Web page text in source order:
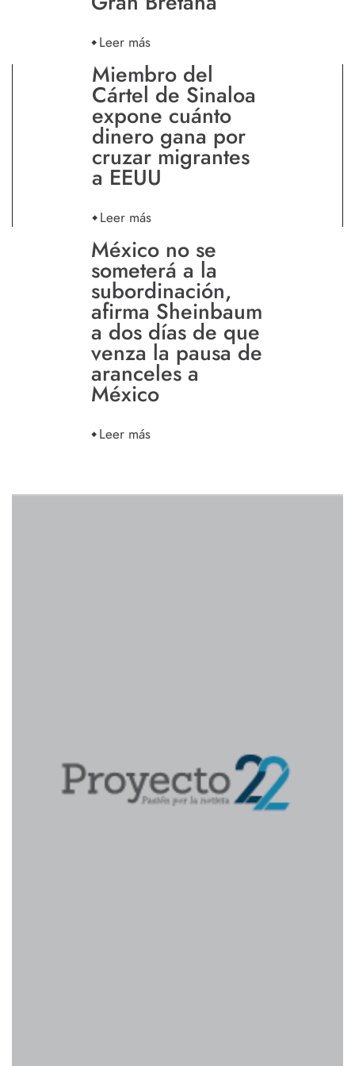
Leer más
Miembro del
Cártel de Sinaloa
expone cuánto
dinero gana por
cruzar migrantes
a EEUU
Leer más
México no se
someterá a la
subordinación,
afirma Sheinbaum
a dos días de que
venza la pausa de
aranceles a
México
Leer más